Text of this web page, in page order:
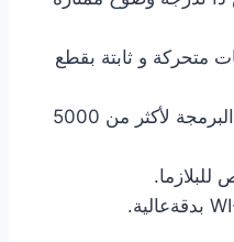
متحركة و ثابتة بقطع
تركيب دش و رسيفر مع البرمجة لأكثر من 5000